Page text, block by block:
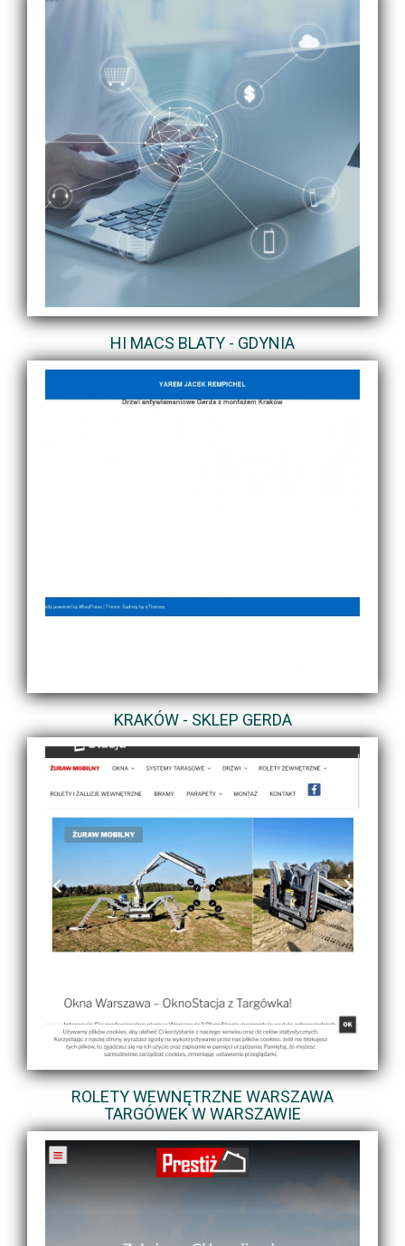
HI MACS BLATY - GDYNIA
KRAKÓW - SKLEP GERDA
ROLETY WEWNĘTRZNE WARSZAWA
TARGÓWEK W WARSZAWIE